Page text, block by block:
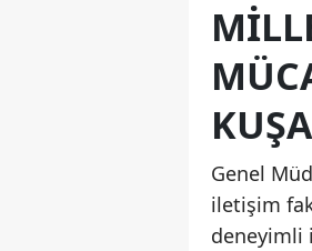
Genel
iletişim
deneyimli